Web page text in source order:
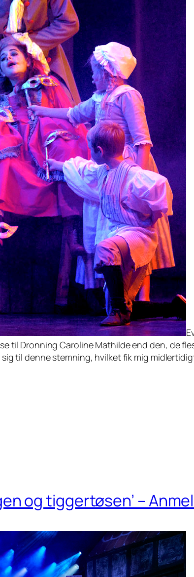
til Dronning Caroline Mathilde end den, de
til denne stemning, hvilket fik mig
og tiggertøsen’ –